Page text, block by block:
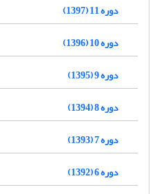
دوره 11 (1397)
دوره 10 (1396)
دوره 9 (1395)
دوره 8 (1394)
دوره 7 (1393)
دوره 6 (1392)